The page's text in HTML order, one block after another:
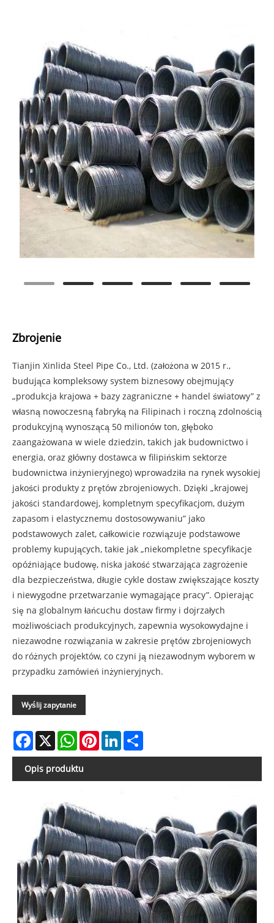
Zbrojenie
Tianjin Xinlida Steel Pipe Co., Ltd. (założona w 2015 r.,
budująca kompleksowy system biznesowy obejmujący
„produkcja krajowa + bazy zagraniczne + handel światowy” z
własną nowoczesną fabryką na Filipinach i roczną zdolnością
produkcyjną wynoszącą 50 milionów ton, głęboko
zaangażowana w wiele dziedzin, takich jak budownictwo i
energia, oraz główny dostawca w filipińskim sektorze
budownictwa inżynieryjnego) wprowadziła na rynek wysokiej
jakości produkty z prętów zbrojeniowych. Dzięki „krajowej
jakości standardowej, kompletnym specyfikacjom, dużym
zapasom i elastycznemu dostosowywaniu” jako
podstawowych zalet, całkowicie rozwiązuje podstawowe
problemy kupujących, takie jak „niekompletne specyfikacje
opóźniające budowę, niska jakość stwarzająca zagrożenie
dla bezpieczeństwa, długie cykle dostaw zwiększające koszty
i niewygodne przetwarzanie wymagające pracy”. Opierając
się na globalnym łańcuchu dostaw firmy i dojrzałych
możliwościach produkcyjnych, zapewnia wysokowydajne i
niezawodne rozwiązania w zakresie prętów zbrojeniowych
do różnych projektów, co czyni ją niezawodnym wyborem w
przypadku zamówień inżynieryjnych.
Wyślij zapytanie
Facebook
X WhatsAppPinterestLinkedIn
Opis produktu